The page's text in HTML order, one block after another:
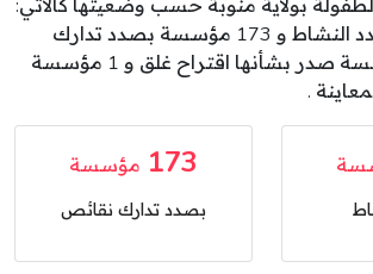
بولاية منوبة حسب وضعيتها كالآتي:
177 مؤسسة بصدد النشاط و 173 مؤسسة بصدد تدارك
نقائص و 52 مؤسسة صدر بشأنها اقتراح غلق و 1 مؤسسة
.
173 مؤسسة
بصدد تدارك نقائص